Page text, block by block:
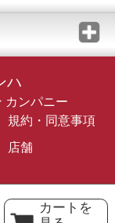
カートを
ハ
カンパニー
規約・同意事項
店舗
Reserved.